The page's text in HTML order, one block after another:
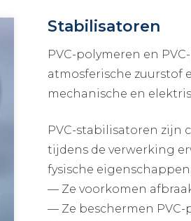
Stabilisatoren
PVC-polymeren en
atmosferische zuurstof
mechanische en
PVC-stabilisatoren zijn
tijdens de verwerking
fysische eigenschappen.
— Ze voorkomen
— Ze beschermen